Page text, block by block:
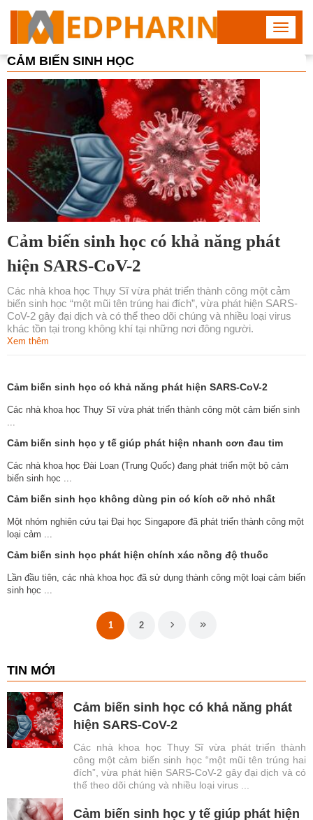
Toggle
CẢM BIẾN SINH HỌC
Cảm biến sinh học có khả năng phát
hiện SARS-CoV-2
Các nhà khoa học Thụy Sĩ vừa phát triển thành công một cảm
biến sinh học “một mũi tên trúng hai đích”, vừa phát hiện SARS-
CoV-2 gây đại dịch và có thể theo dõi chúng và nhiều loại virus
khác tồn tại trong không khí tại những nơi đông người.
Xem thêm
Cảm biến sinh học có khả năng phát hiện SARS-CoV-2
Các nhà khoa học Thụy Sĩ vừa phát triển thành công một cảm biến sinh
...
Cảm biến sinh học y tế giúp phát hiện nhanh cơn đau tim
Các nhà khoa học Đài Loan (Trung Quốc) đang phát triển một bộ cảm
biến sinh học ...
Cảm biến sinh học không dùng pin có kích cỡ nhỏ nhất
Một nhóm nghiên cứu tại Đại học Singapore đã phát triển thành công một
loại cảm ...
Cảm biến sinh học phát hiện chính xác nồng độ thuốc
Lần đầu tiên, các nhà khoa học đã sử dụng thành công một loại cảm biến
sinh học ...
1 2
TIN MỚI
Cảm biến sinh học có khả năng phát
hiện SARS-CoV-2
Các nhà khoa học Thụy Sĩ vừa phát triển thành
công một cảm biến sinh học “một mũi tên trúng hai
đích”, vừa phát hiện SARS-CoV-2 gây đại dịch và có
thể theo dõi chúng và nhiều loại virus ...
Cảm biến sinh học y tế giúp phát hiện